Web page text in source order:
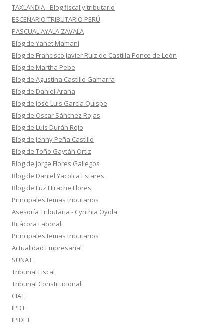
TAXLANDIA - Blog fiscal y tributario
ESCENARIO TRIBUTARIO PERÚ
PASCUAL AYALA ZAVALA
Blog de Yanet Mamani
Blog de Francisco Javier Ruiz de Castilla Ponce de León
Blog de Martha Pebe
Blog de Agustina Castillo Gamarra
Blog de Daniel Arana
Blog de José Luis García Quispe
Blog de Oscar Sánchez Rojas
Blog de Luis Durán Rojo
Blog de Jenny Peña Castillo
Blog de Toño Gaytán Ortiz
Blog de Jorge Flores Gallegos
Blog de Daniel Yacolca Estares
Blog de Luz Hirache Flores
Principales temas tributarios
Asesoría Tributaria - Cynthia Oyola
Bitácora Laboral
Principales temas tributarios
Actualidad Empresarial
SUNAT
Tribunal Fiscal
Tribunal Constitucional
CIAT
IPDT
IPIDET